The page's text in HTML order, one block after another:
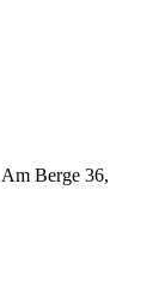
Am Berge 36,